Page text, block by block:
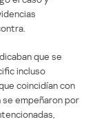
que se
incluso
coincidían con
empeñaron por